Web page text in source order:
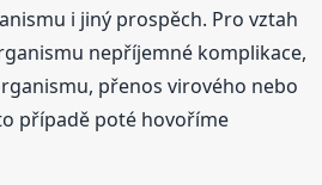
i jiný prospěch. Pro vztah
nepříjemné komplikace,
přenos virového nebo
případě poté hovoříme